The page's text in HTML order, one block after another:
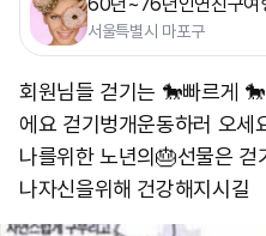
서울특별시 마포구
회원님들 걷기는 🐎빠르게
에요 걷기벙개운동하러 오
나를위한 노년의🎂선물은
나자신을위해 건강해지시길